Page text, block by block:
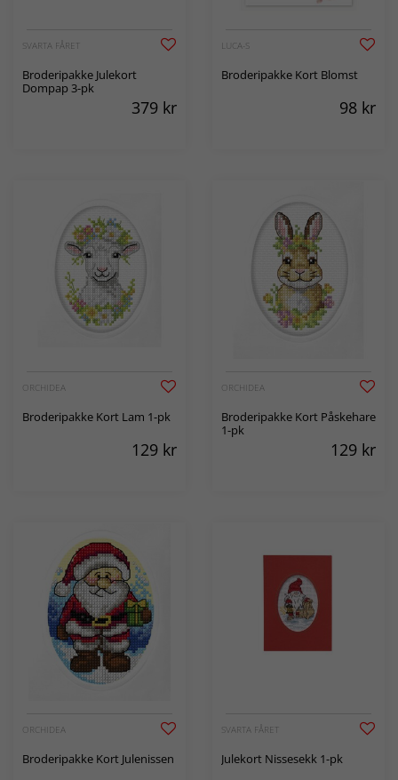
SVARTA FÅRET
Broderipakke Julekort
Dompap 3-pk
379 kr
LUCA-S
Broderipakke Kort Blomst
98 kr
ORCHIDEA
Broderipakke Kort Lam 1-pk
129 kr
ORCHIDEA
Broderipakke Kort Påskehare
1-pk
129 kr
ORCHIDEA
Broderipakke Kort Julenissen
SVARTA FÅRET
Julekort Nissesekk 1-pk